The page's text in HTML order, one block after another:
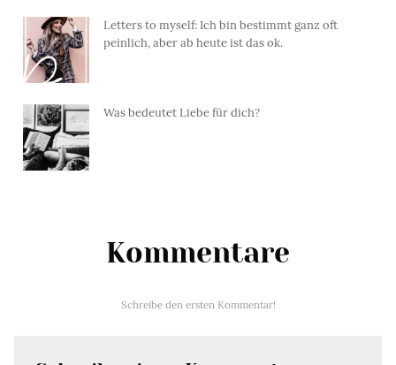
Letters to myself: Ich bin bestimmt ganz oft
peinlich, aber ab heute ist das ok.
Was bedeutet Liebe für dich?
Kommentare
Schreibe den ersten Kommentar!